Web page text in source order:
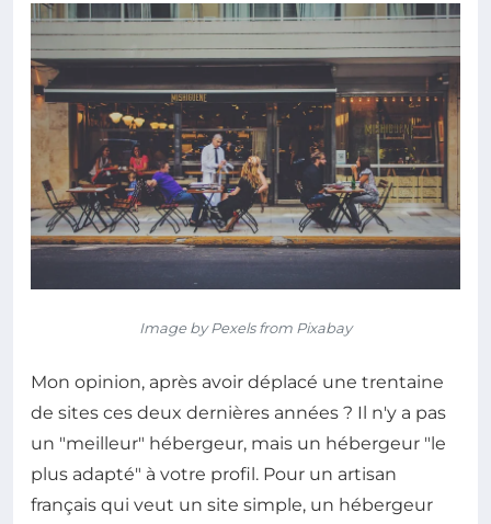
Image by Pexels from Pixabay
Mon opinion, après avoir déplacé une trentaine
de sites ces deux dernières années ? Il n'y a pas
un "meilleur" hébergeur, mais un hébergeur "le
plus adapté" à votre profil. Pour un artisan
français qui veut un site simple, un hébergeur